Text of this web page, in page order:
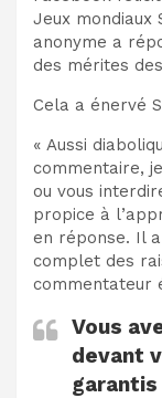
Jeux mondiaux
anonyme a
des mérites
Cela a énervé
« Aussi
commentaire,
ou vous
propice à
en réponse. Il
complet des
commentateur
Vous
devant